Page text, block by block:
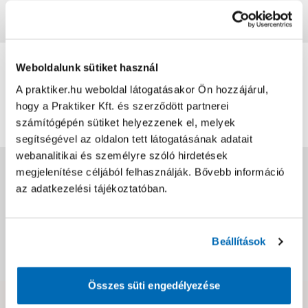
Weboldalunk sütiket használ
A praktiker.hu weboldal látogatásakor Ön hozzájárul,
hogy a Praktiker Kft. és szerződött partnerei
számítógépén sütiket helyezzenek el, melyek
segítségével az oldalon tett látogatásának adatait
webanalitikai és személyre szóló hirdetések
megjelenítése céljából felhasználják. Bővebb információ
az adatkezelési tájékoztatóban.
Beállítások
Összes süti engedélyezése
0
Értékelés írása
Jótállás, szavatosság